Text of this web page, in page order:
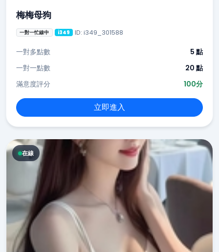
梅梅母狗
一對一忙線中 i349 ID: i349_301588
一對多點數
5 點
一對一點數
20 點
滿意度評分
100分
立即進入
在線